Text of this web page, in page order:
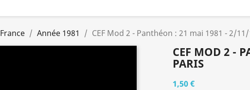
France Année 1981 CEF Mod 2 - Panthéon : 21 mai 1981 - 2/
CEF MOD 2 -
PARIS
1,50 €